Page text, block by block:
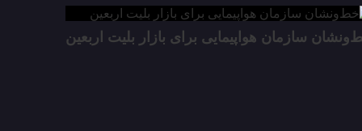
سازمان هواپیمایی برای بازار بلیت اربعین